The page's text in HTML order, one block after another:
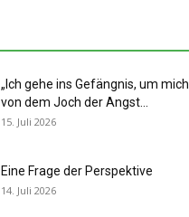
„Ich gehe ins Gefängnis, um mich
von dem Joch der Angst...
15. Juli 2026
Eine Frage der Perspektive
14. Juli 2026